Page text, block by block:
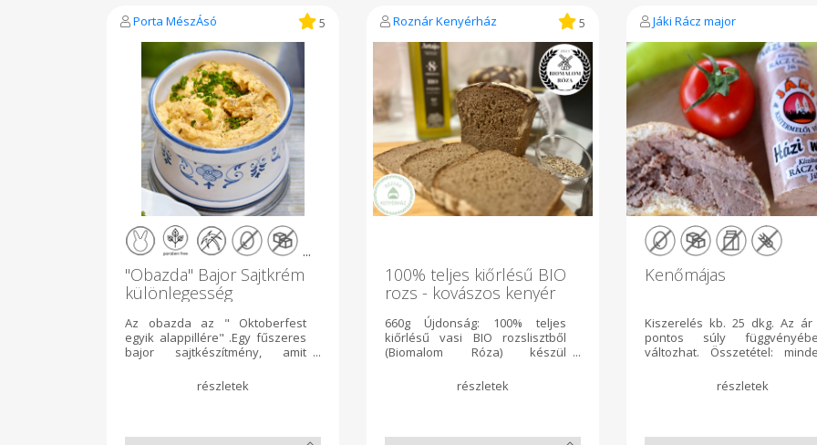
Porta MészÁsó 5
...
"Obazda" Bajor Sajtkrém
különlegesség
Az obazda az " Oktoberfest
egyik alappillére" .Egy fűszeres
bajor sajtkészítmény, amit
esznek. Bajorországban a
sörkertek egy klasszikus étele.
keverékéből készítjük 20 dkg-os
Roznár Kenyérház 5
100% teljes kiőrlésű BIO
rozs - kovászos kenyér
660g Újdonság: 100% teljes
kiőrlésű vasi BIO rozslisztből
(Biomalom Róza) készül
technológiával 36 óra alatt.
Élesztőt, tejet, és tojást nem
rozs kovász, só, víz Allergén:
Jáki Rácz major
Kenőmájas
Kiszerelés kb. 25 dkg. Az
pontos súly
változhat. Összetétel:
fűszereket tartalmaz, glutén-
tejmentesek. A zsír
hozzá a szép karamell